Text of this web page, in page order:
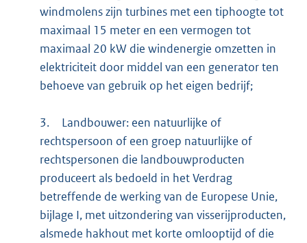
windmolens zijn turbines met een tiphoogte tot
maximaal 15 meter en een vermogen tot
maximaal 20 kW die windenergie omzetten in
elektriciteit door middel van een generator ten
behoeve van gebruik op het eigen bedrijf;
3.
Landbouwer: een natuurlijke of
rechtspersoon of een groep natuurlijke of
rechtspersonen die landbouwproducten
produceert als bedoeld in het Verdrag
betreffende de werking van de Europese Unie,
bijlage I, met uitzondering van visserijproducten,
alsmede hakhout met korte omlooptijd of die